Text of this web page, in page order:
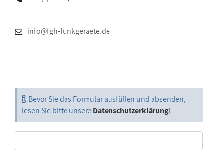
info@fgh-funkgeraete.de
Bevor Sie das Formular ausfüllen und absenden,
lesen Sie bitte unsereDatenschutzerklärung!